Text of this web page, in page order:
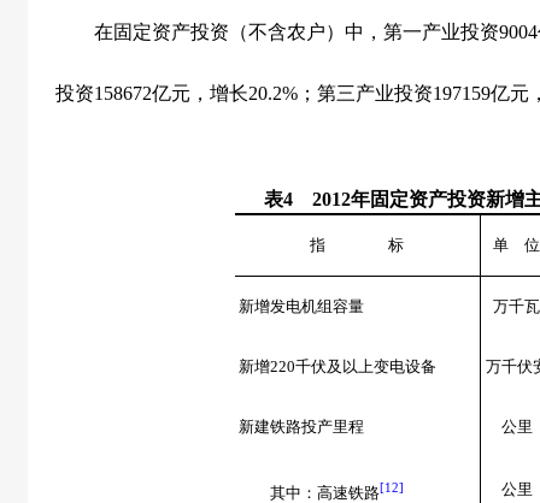
在固定资产投资（不含农户）中，第一产业投资9004
投资158672亿元，增长20.2% ；第三产业投资197159亿元
表4 2012年固定资产投资新增
指 标 单 位
新增发电机组容量 万千瓦
新增220千伏及以上变电设备 万千伏
新建铁路投产里程 公里
其中：高速铁路[12] 公里